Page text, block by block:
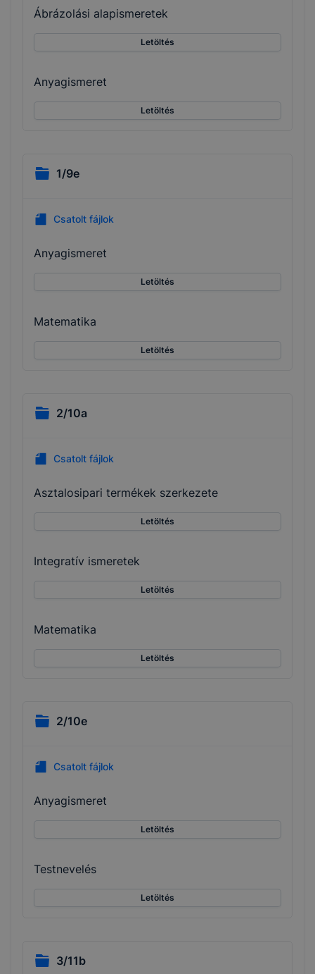
Ábrázolási alapismeretek
Letöltés
Anyagismeret
Letöltés
1/9e
Csatolt fájlok
Anyagismeret
Letöltés
Matematika
Letöltés
2/10a
Csatolt fájlok
Asztalosipari termékek szerkezete
Letöltés
Integratív ismeretek
Letöltés
Matematika
Letöltés
2/10e
Csatolt fájlok
Anyagismeret
Letöltés
Testnevelés
Letöltés
3/11b